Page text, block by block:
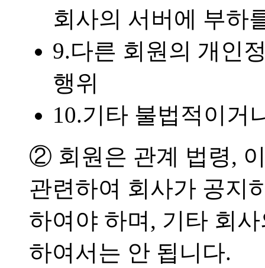
회사의 서버에 부하
9.다른 회원의 개인
행위
10.기타 불법적이거
② 회원은 관계 법령,
관련하여 회사가 공지
하여야 하며, 기타 회
하여서는 안 됩니다.